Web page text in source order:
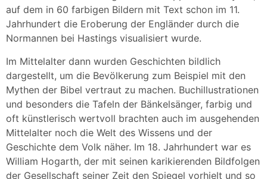
auf dem in 60 farbigen Bildern mit Text schon im 11.
Jahrhundert die Eroberung der Engländer durch die
Normannen bei Hastings visualisiert wurde.
Im Mittelalter dann wurden Geschichten bildlich
dargestellt, um die Bevölkerung zum Beispiel mit den
Mythen der Bibel vertraut zu machen. Buchillustrationen
und besonders die Tafeln der Bänkelsänger, farbig und
oft künstlerisch wertvoll brachten auch im ausgehenden
Mittelalter noch die Welt des Wissens und der
Geschichte dem Volk näher. Im 18. Jahrhundert war es
William Hogarth, der mit seinen karikierenden Bildfolgen
der Gesellschaft seiner Zeit den Spiegel vorhielt und so